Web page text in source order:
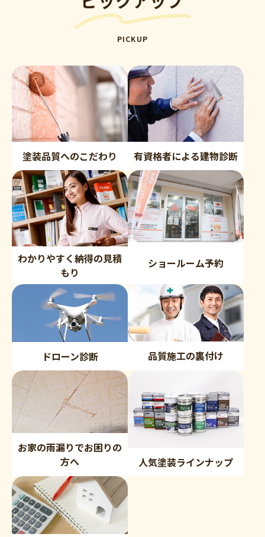
PICKUP
塗装品質へのこだわり 有資格者による建物診断
わかりやすく納得の見積
もり
ショールーム予約
ドローン診断 品質施工の裏付け
お家の雨漏りでお困りの
方へ
人気塗装ラインナップ